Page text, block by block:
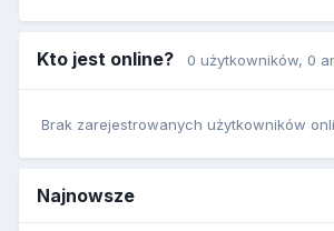
Kto jest online? 0 użytkowników, 0
Brak zarejestrowanych użytkowników
Najnowsze